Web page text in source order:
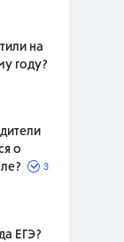
на
году?
о
3
ЕГЭ?